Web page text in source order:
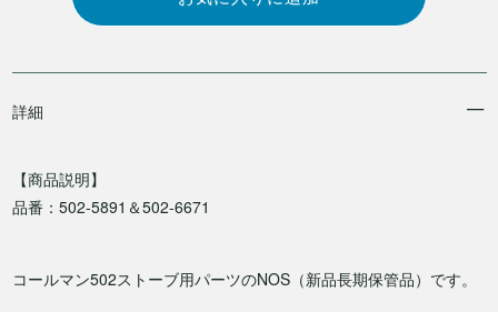
詳細
【商品説明】
品番：502-5891＆502-6671
コールマン502ストーブ用パーツのNOS（新品長期保管品）です。